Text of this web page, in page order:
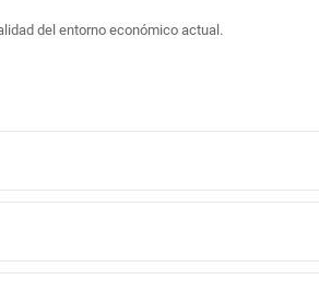
del entorno económico actual.